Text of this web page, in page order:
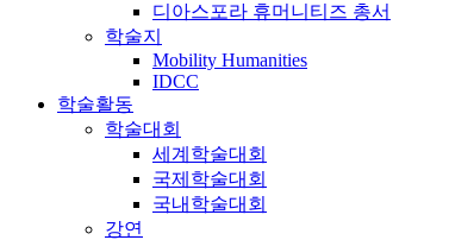
디아스포라 휴머니티즈 총서
학술지
Mobility Humanities
IDCC
학술활동
학술대회
세계학술대회
국제학술대회
국내학술대회
강연